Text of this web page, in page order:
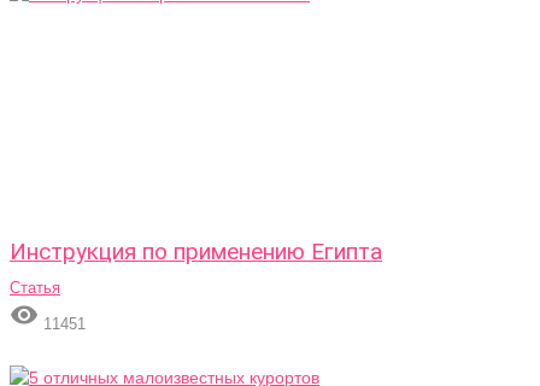
Инструкция по применению Египта
Статья
 11451